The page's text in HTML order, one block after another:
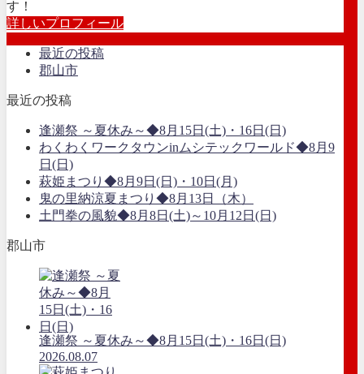
す！
詳しいプロフィール
最近の投稿
郡山市
最近の投稿
逢瀬祭 ～夏休み～◆8月15日(土)・16日(日)
わくわくワークタウンinムシテックワールド◆8月9
日(日)
萩姫まつり◆8月9日(日)・10日(月)
鬼の里納涼夏まつり◆8月13日（木）
土門拳の風貌◆8月8日(土)～10月12日(日)
郡山市
逢瀬祭 ～夏休み～◆8月15日(土)・16日(日)
2026.08.07